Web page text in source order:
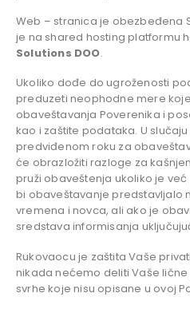
Web – stranica je obezbeđena
je na shared hosting platformu
Solutions DOO.
Ukoliko dođe do ugroženosti
preduzeti neophodne mere
obaveštavanja Poverenika i
kao i zaštite podataka. U
predviđenom roku za
će obrazložiti razloge za
pruži obaveštenja ukoliko je
bi obaveštavanje predstavljalo
vremena i novca, ali ako je
sredstava informisanja
Rukovaocu je zaštita Vaše
nikada nećemo deliti Vaše
svrhe koje nisu opisane u ovoj